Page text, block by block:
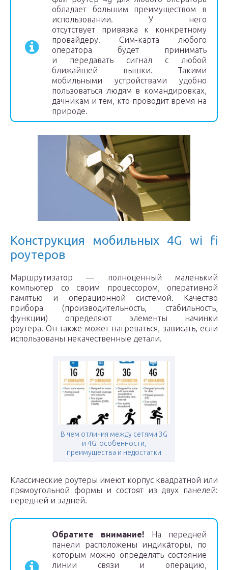
обладает большим преимуществом в
использовании. У него
отсутствует привязка к конкретному
провайдеру. Сим-карта любого
оператора будет принимать
и передавать сигнал с любой
ближайшей вышки. Такими
мобильными устройствами удобно
пользоваться людям в командировках,
дачникам и тем, кто проводит время на
природе.
Конструкция мобильных 4G wi fi
роутеров
Маршрутизатор — полноценный маленький
компьютер со своим процессором, оперативной
памятью и операционной системой. Качество
прибора (производительность, стабильность,
функции) определяют элементы начинки
роутера. Он также может нагреваться, зависать, если
использованы некачественные детали.
В чем отличия между сетями 3G
и 4G: особенности,
преимущества и недостатки
Классические роутеры имеют корпус квадратной или
прямоугольной формы и состоят из двух панелей:
передней и задней.
Обратите внимание! На передней
панели расположены индика́торы, по
которым можно определять состояние
линии связи и операцию,